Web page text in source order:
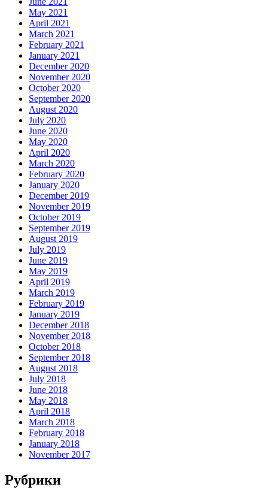
May 2021
April 2021
March 2021
February 2021
January 2021
December 2020
November 2020
October 2020
September 2020
August 2020
July 2020
June 2020
May 2020
April 2020
March 2020
February 2020
January 2020
December 2019
November 2019
October 2019
September 2019
August 2019
July 2019
June 2019
May 2019
April 2019
March 2019
February 2019
January 2019
December 2018
November 2018
October 2018
September 2018
August 2018
July 2018
June 2018
May 2018
April 2018
March 2018
February 2018
January 2018
November 2017
Рубрики